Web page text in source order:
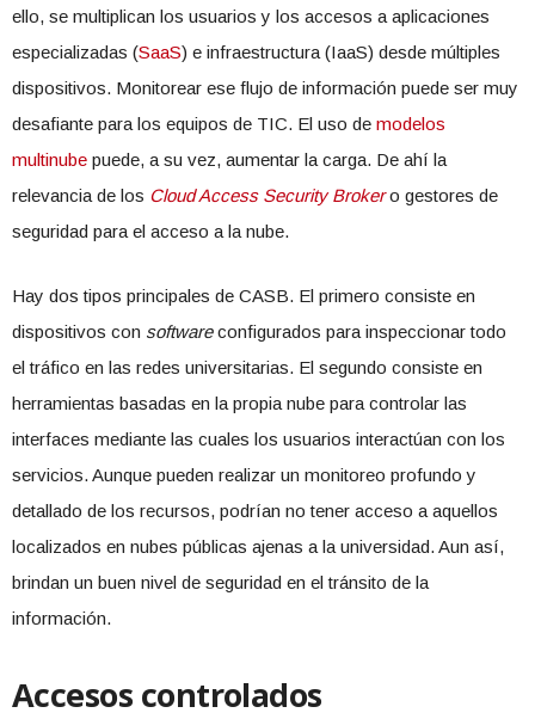
ello, se multiplican los usuarios y los accesos a aplicaciones
especializadas (SaaS) e infraestructura (IaaS) desde múltiples
dispositivos. Monitorear ese flujo de información puede ser muy
desafiante para los equipos de TIC. El uso de modelos
multinube puede, a su vez, aumentar la carga. De ahí la
relevancia de los Cloud Access Security Brokero gestores de
seguridad para el acceso a la nube.
Hay dos tipos principales de CASB. El primero consiste en
dispositivos con softwareconfigurados para inspeccionar todo
el tráfico en las redes universitarias. El segundo consiste en
herramientas basadas en la propia nube para controlar las
interfaces mediante las cuales los usuarios interactúan con los
servicios. Aunque pueden realizar un monitoreo profundo y
detallado de los recursos, podrían no tener acceso a aquellos
localizados en nubes públicas ajenas a la universidad. Aun así,
brindan un buen nivel de seguridad en el tránsito de la
información.
Accesos controlados